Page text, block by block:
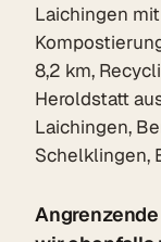
Laichingen
8,2 km,
Heroldstatt
Laichingen,
Schelklingen,